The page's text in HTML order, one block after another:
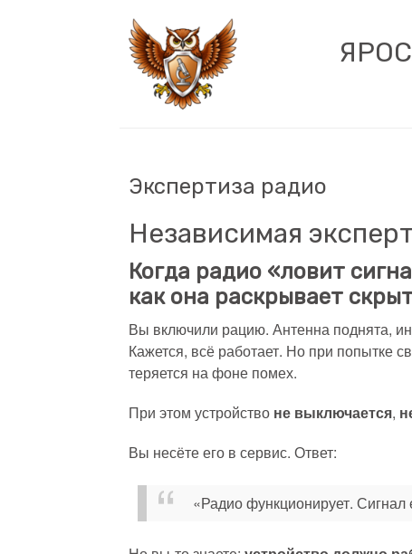
Экспертиза радио
Независимая
Когда радио «ловит
как она раскрывает
Вы включили рацию. Антенна поднята,
Кажется, всё работает. Но при попытке
теряется на фоне помех.
При этом устройство не выключается,
Вы несёте его в сервис. Ответ:
«Радио функционирует.